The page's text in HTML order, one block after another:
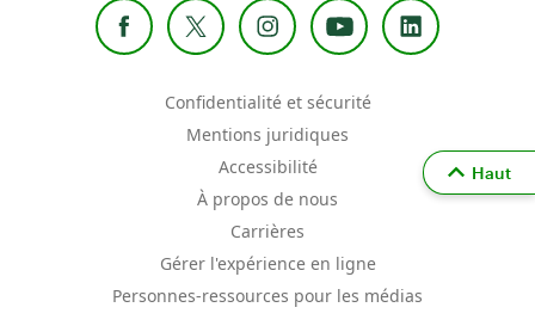
Confidentialité et sécurité
Mentions juridiques
Accessibilité
À propos de nous
Carrières
Gérer l'expérience en ligne
Personnes-ressources pour les médias
Haut